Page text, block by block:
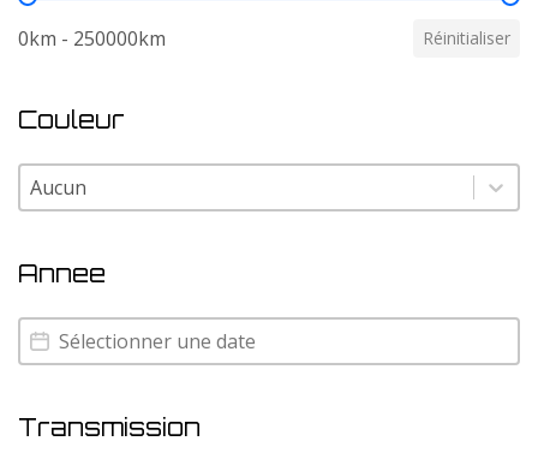
0km - 250000km Réinitialiser
Couleur
Couleur
Couleur
Annee
Annee
Annee
Transmission